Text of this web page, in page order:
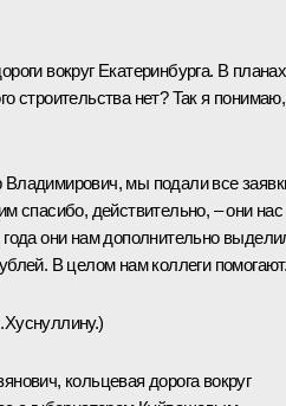
вокруг Екатеринбурга. В планах
строительства нет? Так я понимаю,
мы подали все
спасибо, действительно, – они нас
они нам дополнительно
В целом нам коллеги
кольцевая дорога вокруг